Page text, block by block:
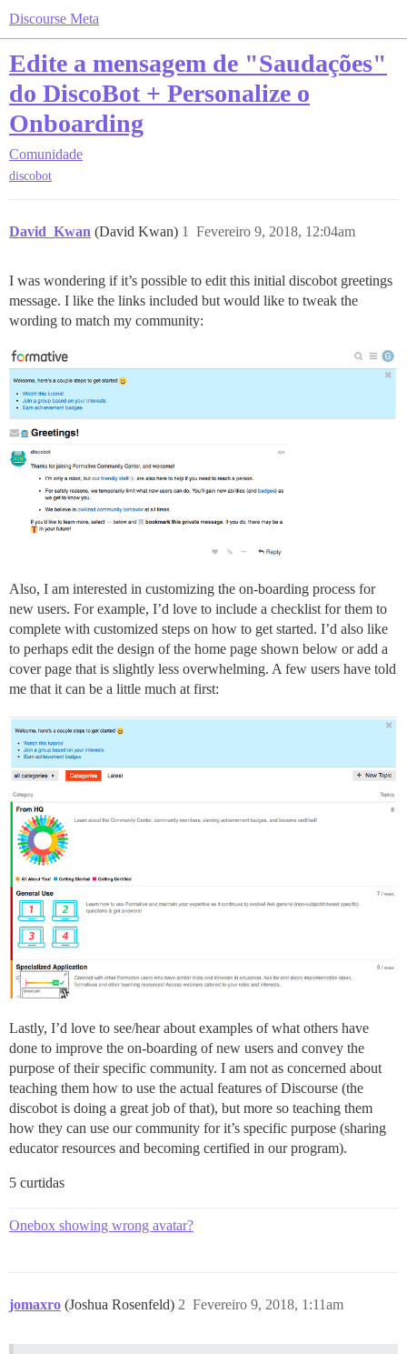
Discourse Meta
Edite a mensagem de "Saudações"
do DiscoBot + Personalize o
Onboarding
Comunidade
discobot
David_Kwan (David Kwan) Fevereiro 9, 2018, 12:04am
1
I was wondering if it’s possible to edit this initial discobot greetings
message. I like the links included but would like to tweak the
wording to match my community:
Also, I am interested in customizing the on-boarding process for
new users. For example, I’d love to include a checklist for them to
complete with customized steps on how to get started. I’d also like
to perhaps edit the design of the home page shown below or add a
cover page that is slightly less overwhelming. A few users have told
me that it can be a little much at first:
Lastly, I’d love to see/hear about examples of what others have
done to improve the on-boarding of new users and convey the
purpose of their specific community. I am not as concerned about
teaching them how to use the actual features of Discourse (the
discobot is doing a great job of that), but more so teaching them
how they can use our community for it’s specific purpose (sharing
educator resources and becoming certified in our program).
5 curtidas
Onebox showing wrong avatar?
jomaxro (Joshua Rosenfeld) Fevereiro 9, 2018, 1:11am
2